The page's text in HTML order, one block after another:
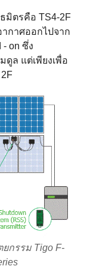
มิตรคือ TS4-2F
กาศออกไปจาก
on ซึ่ง
ล แต่เพียงเพื่อ
กรรม Tigo F-